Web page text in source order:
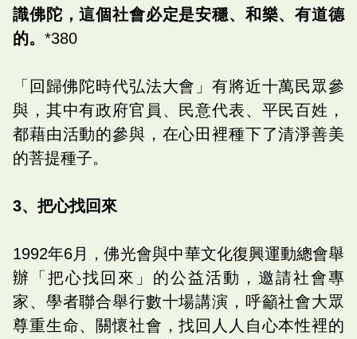
識佛陀，這個社會必定是安穩、和樂、有道德
的。 *380
「回歸佛陀時代弘法大會」有將近十萬民眾參
與，其中有政府官員、民意代表、平民百姓，
都藉由活動的參與，在心田裡種下了清淨善美
的菩提種子。
3、把心找回來
1992年6月，佛光會與中華文化復興運動總會舉
辦「把心找回來」的公益活動，邀請社會專
家、學者聯合舉行數十場講演，呼籲社會大眾
尊重生命、關懷社會，找回人人自心本性裡的